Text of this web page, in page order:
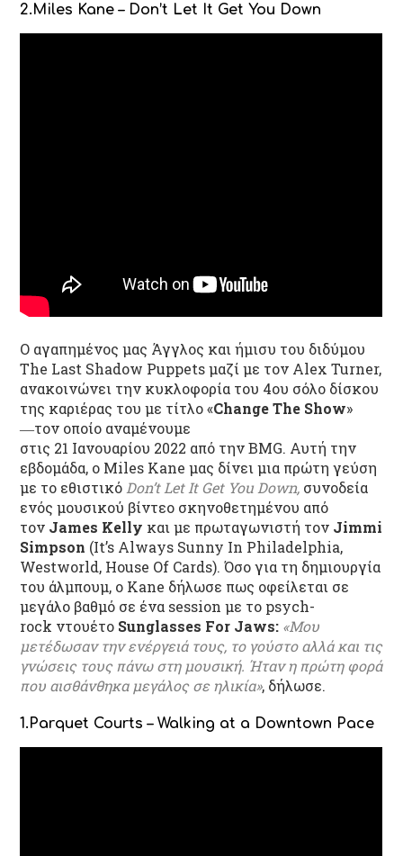
2.Miles Kane – Don’t Let It Get You Down
Ο αγαπημένος μας Άγγλος και ήμισυ του διδύμου
The Last Shadow Puppets μαζί με τον Alex Turner,
ανακοινώνει την κυκλοφορία του 4ου σόλο δίσκου
της καριέρας του με τίτλο «Change The Show»
―τον οποίο αναμένουμε
στις 21 Ιανουαρίου 2022 από την BMG. Αυτή την
εβδομάδα, ο Miles Kane μας δίνει μια πρώτη γεύση
με το εθιστικό Don’t Let It Get You Down, συνοδεία
ενός μουσικού βίντεο σκηνοθετημένου από
τον James Kelly και με πρωταγωνιστή τον Jimmi
Simpson (It’s Always Sunny In Philadelphia,
Westworld, House Of Cards). Όσο για τη δημιουργία
του άλμπουμ, ο Kane δήλωσε πως οφείλεται σε
μεγάλο βαθμό σε ένα session με το psych-
rock ντουέτο Sunglasses For Jaws: «Μου
μετέδωσαν την ενέργειά τους, το γούστο αλλά και τις
γνώσεις τους πάνω στη μουσική. Ήταν η πρώτη φορά
που αισθάνθηκα μεγάλος σε ηλικία», δήλωσε.
1.Parquet Courts – Walking at a Downtown Pace